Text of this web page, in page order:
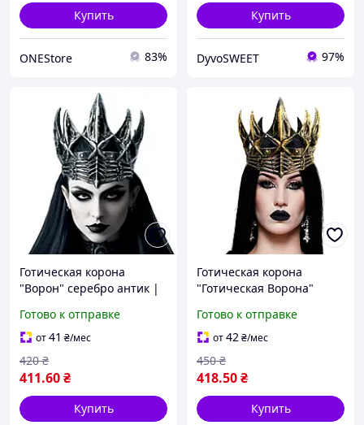
Купить
ONEStore 83%
Купить
DyvoSWEET 97%
Готическая корона
"Ворон" серебро антик |
тематических праздников
и фотосессий
Готово к отправке
от41 ₴/мес
411.60₴
420 ₴
Купить
Готическая корона
"Готическая Ворона"
косплея, фотосессий и
тематических праздников
Готово к отправке
от42₴/мес
418.50₴
450 ₴
Купить